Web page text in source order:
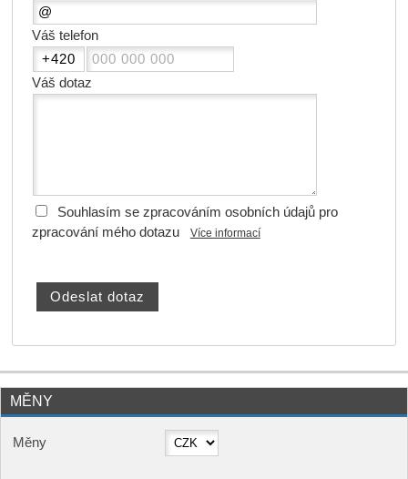
Váš telefon
Váš dotaz
Souhlasím se zpracováním osobních údajů pro
zpracování mého dotazu
Více informací
MĚNY
Měny